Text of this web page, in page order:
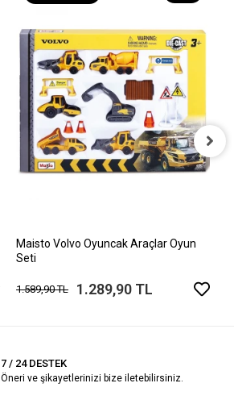
Maisto Volvo Oyuncak Araçlar Oyun
Seti
1.589,90 TL 1.289,90 TL
7 / 24 DESTEK
Öneri ve şikayetlerinizi bize iletebilirsiniz.